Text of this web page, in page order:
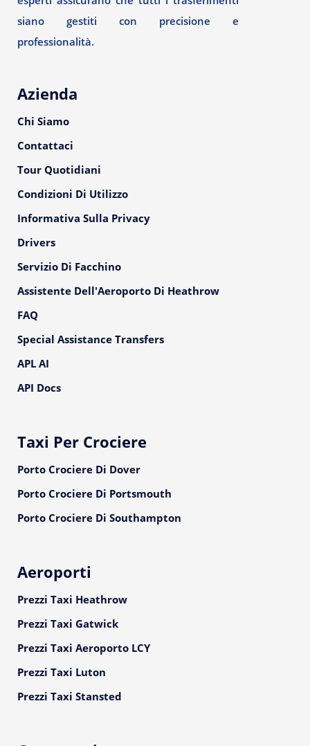
siano gestiti con precisione e
professionalità.
Azienda
Chi Siamo
Contattaci
Tour Quotidiani
Condizioni Di Utilizzo
Informativa Sulla Privacy
Drivers
Servizio Di Facchino
Assistente Dell'Aeroporto Di Heathrow
FAQ
Special Assistance Transfers
APL AI
API Docs
Taxi Per Crociere
Porto Crociere Di Dover
Porto Crociere Di Portsmouth
Porto Crociere Di Southampton
Aeroporti
Prezzi Taxi Heathrow
Prezzi Taxi Gatwick
Prezzi Taxi Aeroporto LCY
Prezzi Taxi Luton
Prezzi Taxi Stansted